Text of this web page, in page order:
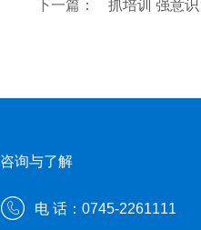
下一篇： 抓培训 强意
咨询与了解
电 话：0745-2261111